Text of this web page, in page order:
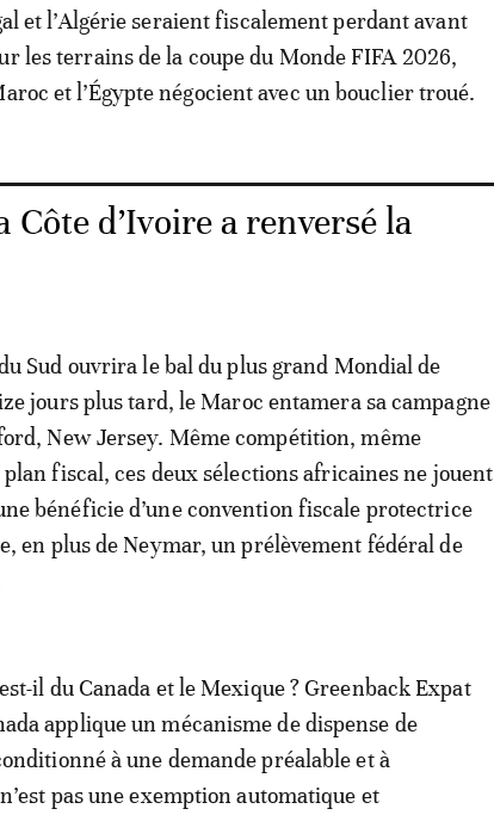
et l’Algérie seraient fiscalement perdant avant
les terrains de la coupe du Monde FIFA 2026,
et l’Égypte négocient avec un bouclier troué.
d’Ivoire a renversé la
Sud ouvrira le bal du plus grand Mondial de
jours plus tard, le Maroc entamera sa campagne
New Jersey. Même compétition, même
fiscal, ces deux sélections africaines ne jouent
bénéficie d’une convention fiscale protectrice
en plus de Neymar, un prélèvement fédéral de
il du Canada et le Mexique ? Greenback Expat
applique un mécanisme de dispense de
à une demande préalable et à
pas une exemption automatique et